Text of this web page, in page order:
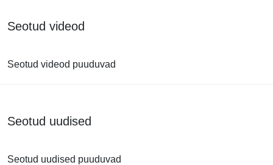
Seotud videod
Seotud videod puuduvad
Seotud uudised
Seotud uudised puuduvad